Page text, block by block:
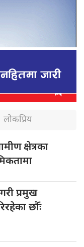
लोकप्रिय
क्षेत्रका
प्रमुख
छौँः